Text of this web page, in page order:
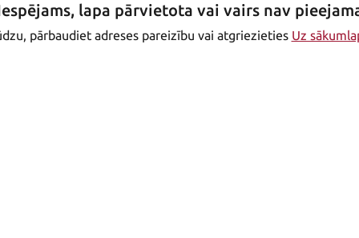
lapa pārvietota vai vairs nav
pārbaudiet adreses pareizību vai atgriezieties Uz